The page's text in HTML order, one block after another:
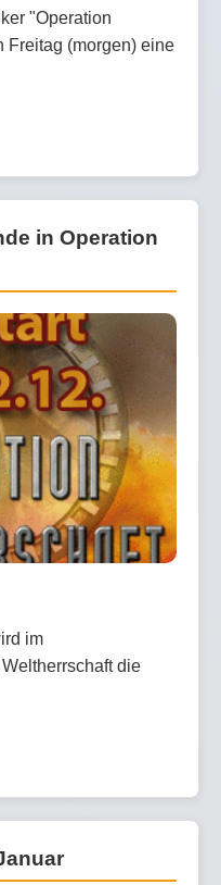
"Operation
Freitag (morgen) eine
in Operation
im
die